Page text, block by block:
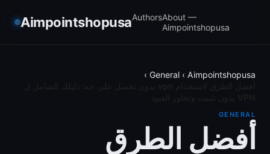
AimpointshopusaAuthorsAbout —
Aimpointshopusa
Aimpointshopusa
›
General
›
GENERAL
أفضل الطرق